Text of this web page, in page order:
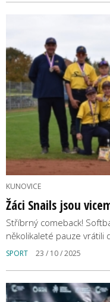
KUNOVICE
Žáci Snails jsou
Stříbrný comeback!
několikaleté pauze vrátili
SPORT 23 / 10 / 2025